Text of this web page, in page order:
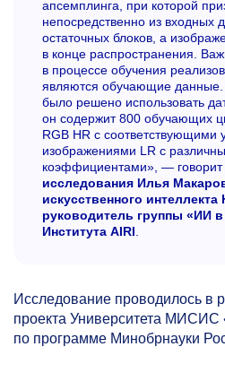
апсемплинга, при которой
непосредственно из входных
остаточных блоков, а
в конце распространения.
в процессе обучения
являются обучающие
было решено использовать
он содержит 800 обучающих
RGB HR с
изображениями LR с
коэффициентами», — говорит
исследования Илья
искусственного
руководитель группы «ИИ
Института AIRI
Исследование проводилось в
проекта Университета
по программе Минобрнауки